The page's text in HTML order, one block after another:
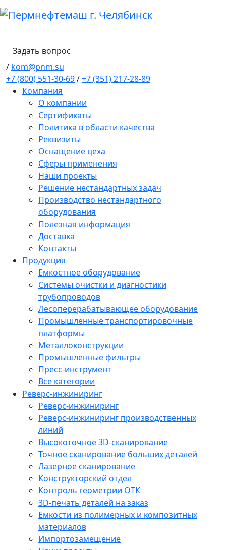
Задать вопрос
/ kom@pnm.su
+7 (800) 551-30-69/+7 (351) 217-28-89
Компания
О компании
Сертификаты
Политика в области качества
Реквизиты
Оснащение цеха
Сферы применения
Наши проекты
Решение нестандартных задач
Производство нестандартного
оборудования
Полезная информация
Доставка
Контакты
Продукция
Емкостное оборудование
Системы очистки и диагностики
трубопроводов
Лесоперерабатывающее оборудование
Промышленные транспортировочные
платформы
Металлоконструкции
Промышленные фильтры
Пресс-инструмент
Все категории
Реверс-инжиниринг
Реверс-инжиниринг
Реверс-инжиниринг производственных
линий
Высокоточное 3D-сканирование
Точное сканирование больших деталей
Лазерное сканирование
Конструкторский отдел
Контроль геометрии ОТК
3D-печать деталей на заказ
Емкости из полимерных и композитных
материалов
Импортозамещение